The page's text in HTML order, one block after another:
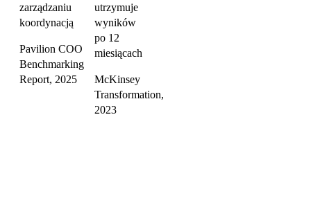
zarządzaniu
koordynacją
Pavilion COO
Benchmarking
Report, 2025
utrzymuje
wyników
po 12
miesiącach
McKinsey
Transformation,
2023